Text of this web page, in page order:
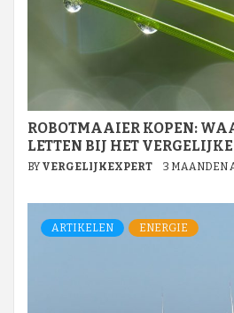
ROBOTMAAIER KOPEN:
LETTEN BIJ HET
BY VERGELIJKEXPERT 3 MAANDEN
ARTIKELEN ENERGIE